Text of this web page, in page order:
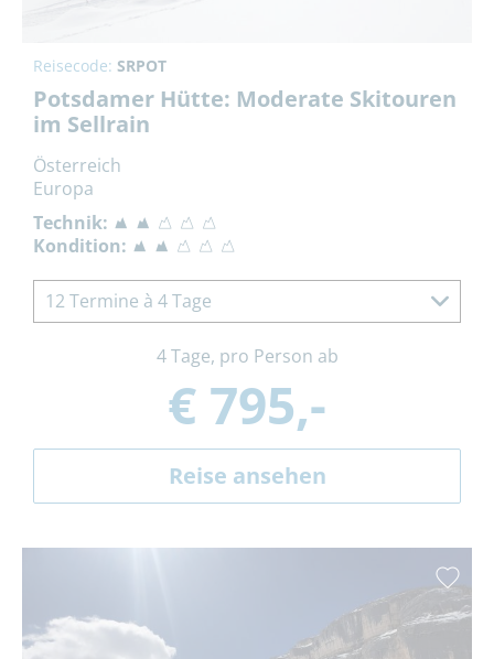
Reisecode: SRPOT
Potsdamer Hütte: Moderate Skitouren
im Sellrain
Österreich
Europa
Technik:
Kondition:
12 Termine à 4 Tage
4 Tage, pro Person ab
€ 795,-
Reise ansehen